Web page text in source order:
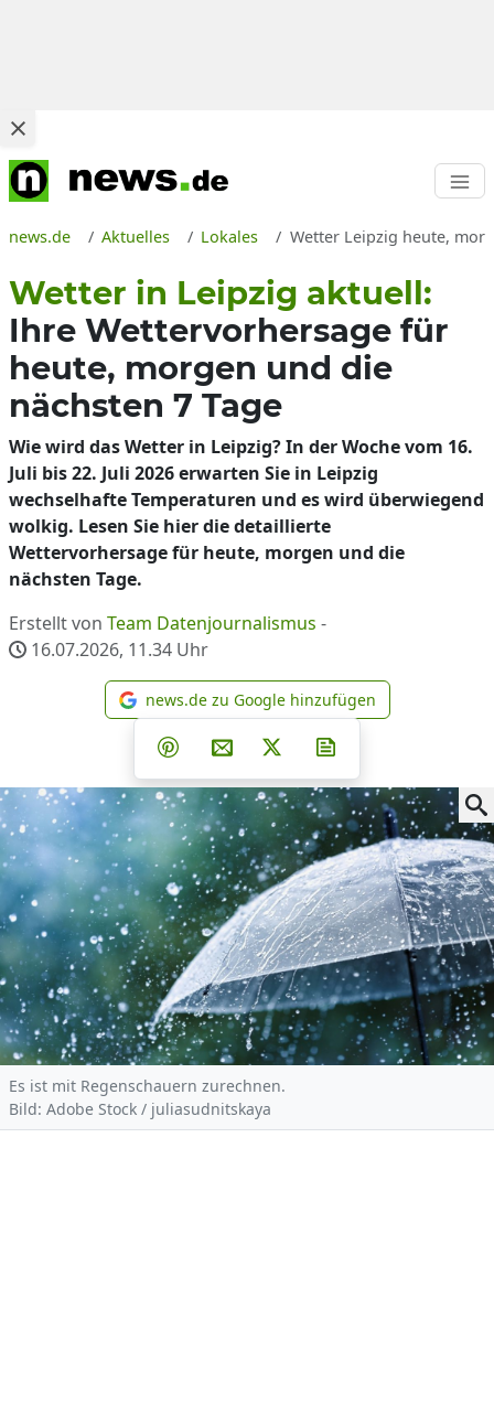
news.de Aktuelles Lokales Wetter Leipzig heute,
Wetter in Leipzig aktuell:
Ihre Wettervorhersage für
heute, morgen und die
nächsten 7 Tage
Wie wird das Wetter in Leipzig? In der Woche vom 16.
Juli bis 22. Juli 2026 erwarten Sie in Leipzig
wechselhafte Temperaturen und es wird überwiegend
wolkig. Lesen Sie hier die detaillierte
Wettervorhersage für heute, morgen und die
nächsten Tage.
Erstellt von Team Datenjournalismus -
16.07.2026, 11.34 Uhr
news.de zu Google
news.de zu Google hinzufügen
Teilen auf Facebook
Teilen auf Whatsapp
Teilen auf Telegram
Teilen auf Pinterest
Per E-Mail teilen
Post auf X
Es ist mit Regenschauern zurechnen.
Bild: Adobe Stock / juliasudnitskaya